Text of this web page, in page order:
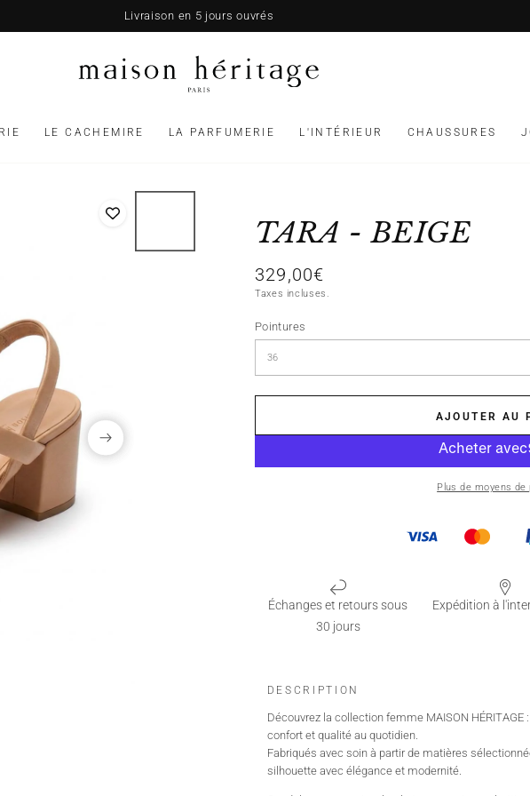
Livraison en 5 jours ouvrés
LE CACHEMIRE LA PARFUMERIE L'INTÉRIEUR CHAUSSURES
TARA - BEIGE
Prix
normal
329,00€
Taxes incluses.
Pointures
AJOUTER AU
Plus de moyens de
Échanges et retours sous
30 jours
Expédition à
DESCRIPTION
Découvrez la collection femme MAISON
confort et qualité au quotidien.
Fabriqués avec soin à partir de matières
silhouette avec élégance et modernité.